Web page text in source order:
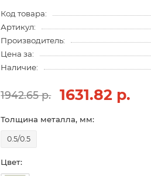
Код товара:
Артикул:
Производитель:
Цена за:
Наличие:
1942.65 р. 1631.82 р.
Толщина металла, мм:
0.5/0.5
Цвет: